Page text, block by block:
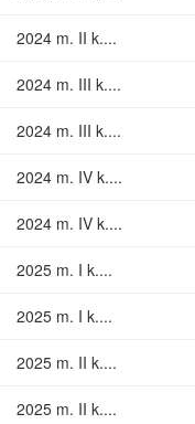
2024 m. II k....
2024 m. III k....
2024 m. III k....
2024 m. IV k....
2024 m. IV k....
2025 m. I k....
2025 m. I k....
2025 m. II k....
2025 m. II k....